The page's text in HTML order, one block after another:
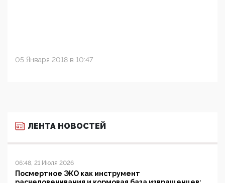
05 Января 2018 в 10:47
ЛЕНТА НОВОСТЕЙ
06:48, 21 Июля 2026
Посмертное ЭКО как инструмент